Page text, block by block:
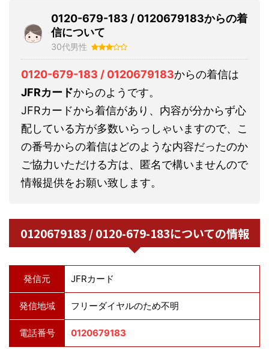
0120-679-183 / 0120679183からの着
信について
30代男性
0120-679-183 / 0120679183からの着信は
JFRカードからのようです。
JFRカードから着信があり、内容が分からず心
配している方が多数いらっしゃいますので、こ
の番号からの着信はどのような内容だったのか
ご協力いただける方は、匿名で構いませんので
情報提供をお願い致します。
0120679183 / 0120-679-183についての情報
発信元 JFRカード
発信地域 フリーダイヤルのため不明
電話番号 0120679183